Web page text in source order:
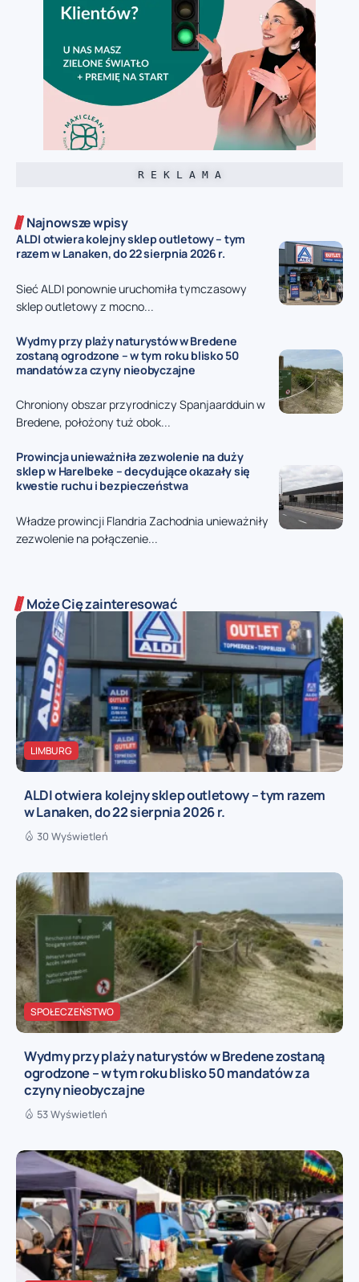
R E K L A M A
Najnowsze wpisy
ALDI otwiera kolejny sklep outletowy – tym
razem w Lanaken, do 22 sierpnia 2026 r.
Sieć ALDI ponownie uruchomiła tymczasowy
sklep outletowy z mocno...
Wydmy przy plaży naturystów w Bredene
zostaną ogrodzone – w tym roku blisko 50
mandatów za czyny nieobyczajne
Chroniony obszar przyrodniczy Spanjaardduin w
Bredene, położony tuż obok...
Prowincja unieważniła zezwolenie na duży
sklep w Harelbeke – decydujące okazały się
kwestie ruchu i bezpieczeństwa
Władze prowincji Flandria Zachodnia unieważniły
zezwolenie na połączenie...
Może Cię zainteresować
LIMBURG
ALDI otwiera kolejny sklep outletowy – tym razem
w Lanaken, do 22 sierpnia 2026 r.
30 Wyświetleń
SPOŁECZEŃSTWO
Wydmy przy plaży naturystów w Bredene zostaną
ogrodzone – w tym roku blisko 50 mandatów za
czyny nieobyczajne
53 Wyświetleń